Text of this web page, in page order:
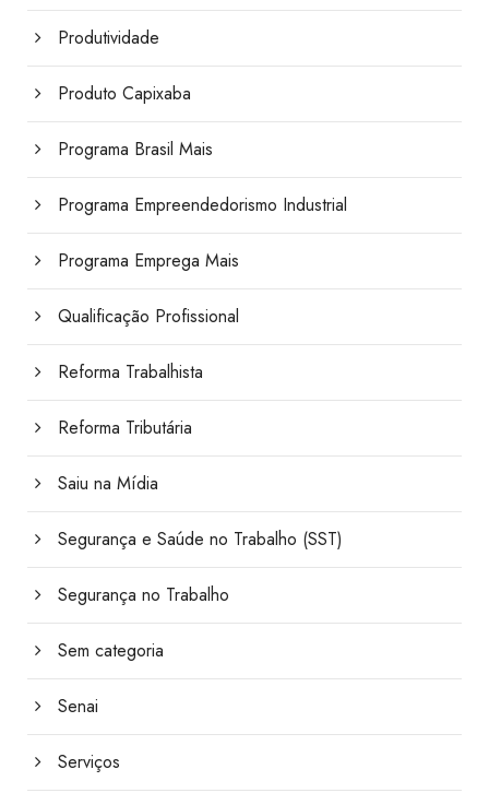
Produtividade
Produto Capixaba
Programa Brasil Mais
Programa Empreendedorismo Industrial
Programa Emprega Mais
Qualificação Profissional
Reforma Trabalhista
Reforma Tributária
Saiu na Mídia
Segurança e Saúde no Trabalho (SST)
Segurança no Trabalho
Sem categoria
Senai
Serviços